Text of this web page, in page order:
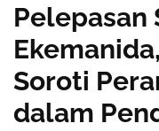
Pelepasan
Soroti
dalam